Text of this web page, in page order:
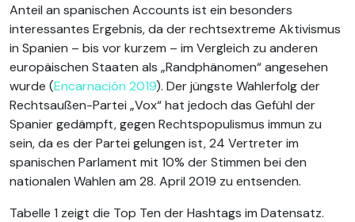
Anteil an spanischen Accounts ist ein besonders
interessantes Ergebnis, da der rechtsextreme Aktivismus
in Spanien – bis vor kurzem – im Vergleich zu anderen
europäischen Staaten als „Randphänomen“ angesehen
wurde (Encarnación 2019). Der jüngste Wahlerfolg der
Rechtsaußen-Partei „Vox“ hat jedoch das Gefühl der
Spanier gedämpft, gegen Rechtspopulismus immun zu
sein, da es der Partei gelungen ist, 24 Vertreter im
spanischen Parlament mit 10% der Stimmen bei den
nationalen Wahlen am 28. April 2019 zu entsenden.
Tabelle 1 zeigt die Top Ten der Hashtags im Datensatz.